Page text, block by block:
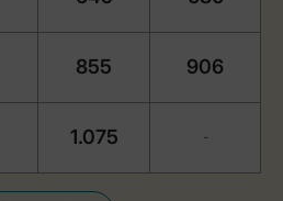
855 906
1.075 -